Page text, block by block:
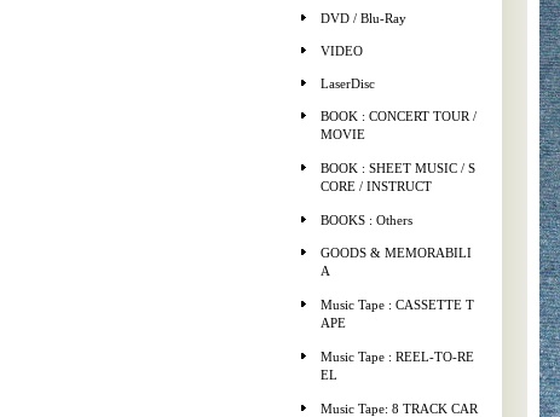
DVD / Blu-Ray
VIDEO
LaserDisc
BOOK : CONCERT TOUR /
MOVIE
BOOK : SHEET MUSIC / S
CORE / INSTRUCT
BOOKS : Others
GOODS & MEMORABILI
A
Music Tape : CASSETTE T
APE
Music Tape : REEL-TO-RE
EL
Music Tape: 8 TRACK CAR